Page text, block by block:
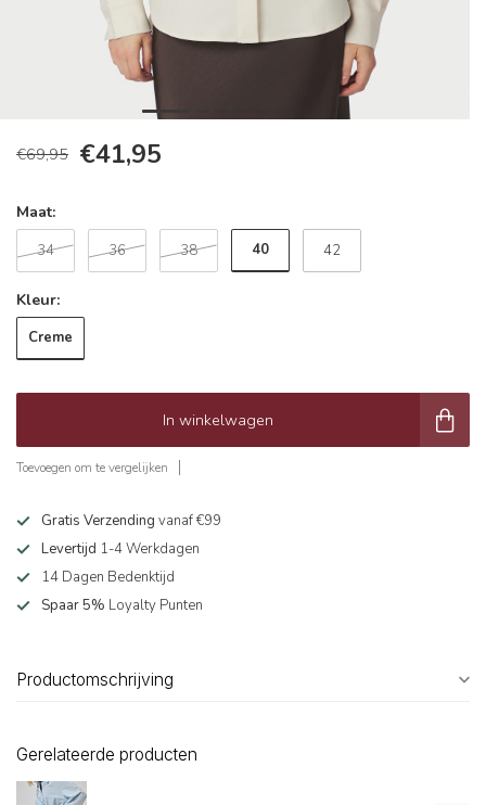
€69,95 €41,95
Maat:
34 36 38 40 42
Kleur:
Creme
In winkelwagen
Toevoegen om te vergelijken
Gratis Verzending vanaf €99
Levertijd 1-4 Werkdagen
14 Dagen Bedenktijd
Spaar 5% Loyalty Punten
Productomschrijving
Gerelateerde producten